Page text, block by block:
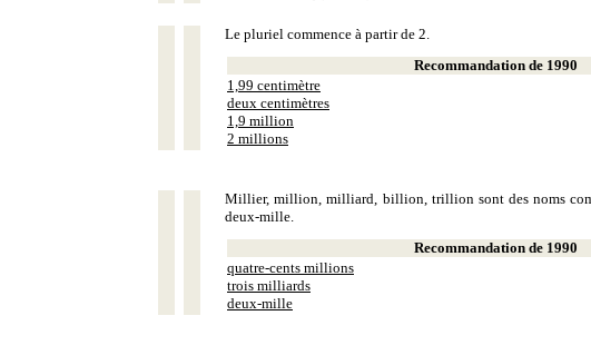
Le pluriel commence à partir de 2.
Recommandation de 1990
1,99 centimètre
deux centimètres
1,9 million
2 millions
Millier, million, milliard, billion, trillion sont des noms
deux-mille.
Recommandation de 1990
quatre-cents millions
trois milliards
deux-mille